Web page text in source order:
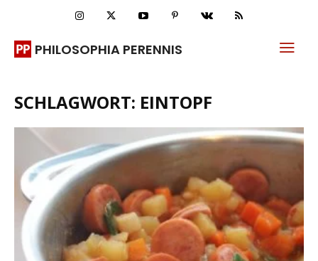
PHILOSOPHIA PERENNIS
SCHLAGWORT: EINTOPF